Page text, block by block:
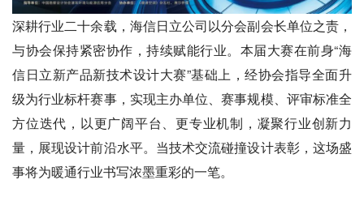
深耕行业二十余载，海信日立公司以分会副会长单位之责，
与协会保持紧密协作，持续赋能行业。本届大赛在前身“海
信日立新产品新技术设计大赛”基础上，经协会指导全面升
级为行业标杆赛事，实现主办单位、赛事规模、评审标准全
方位迭代，以更广阔平台、更专业机制，凝聚行业创新力
量，展现设计前沿水平。当技术交流碰撞设计表彰，这场盛
事将为暖通行业书写浓墨重彩的一笔。